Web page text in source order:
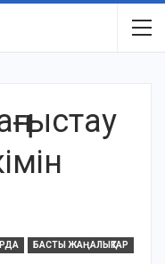
БАСТЫ ЖАҢАЛЫҚТАР